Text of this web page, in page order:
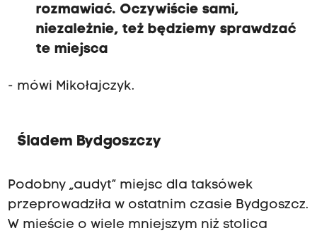
rozmawiać. Oczywiście sami,
niezależnie, też będziemy sprawdzać
te miejsca
- mówi Mikołajczyk.
Śladem Bydgoszczy
Podobny „audyt” miejsc dla taksówek
przeprowadziła w ostatnim czasie Bydgoszcz.
W mieście o wiele mniejszym niż stolica